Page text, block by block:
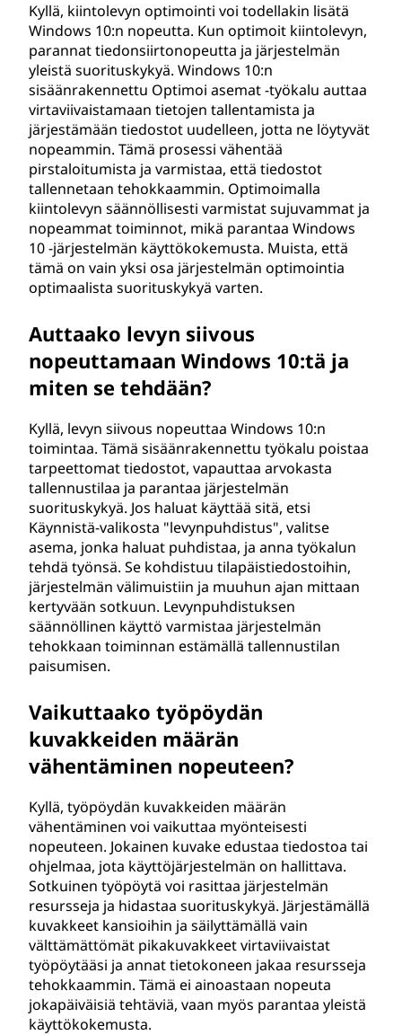
Kyllä, kiintolevyn optimointi voi todellakin lisätä
Windows 10:n nopeutta. Kun optimoit kiintolevyn,
parannat tiedonsiirtonopeutta ja järjestelmän
yleistä suorituskykyä. Windows 10:n
sisäänrakennettu Optimoi asemat -työkalu auttaa
virtaviivaistamaan tietojen tallentamista ja
järjestämään tiedostot uudelleen, jotta ne löytyvät
nopeammin. Tämä prosessi vähentää
pirstaloitumista ja varmistaa, että tiedostot
tallennetaan tehokkaammin. Optimoimalla
kiintolevyn säännöllisesti varmistat sujuvammat ja
nopeammat toiminnot, mikä parantaa Windows
10 -järjestelmän käyttökokemusta. Muista, että
tämä on vain yksi osa järjestelmän optimointia
optimaalista suorituskykyä varten.
Auttaako levyn siivous
nopeuttamaan Windows 10:tä ja
miten se tehdään?
Kyllä, levyn siivous nopeuttaa Windows 10:n
toimintaa. Tämä sisäänrakennettu työkalu poistaa
tarpeettomat tiedostot, vapauttaa arvokasta
tallennustilaa ja parantaa järjestelmän
suorituskykyä. Jos haluat käyttää sitä, etsi
Käynnistä-valikosta "levynpuhdistus", valitse
asema, jonka haluat puhdistaa, ja anna työkalun
tehdä työnsä. Se kohdistuu tilapäistiedostoihin,
järjestelmän välimuistiin ja muuhun ajan mittaan
kertyvään sotkuun. Levynpuhdistuksen
säännöllinen käyttö varmistaa järjestelmän
tehokkaan toiminnan estämällä tallennustilan
paisumisen.
Vaikuttaako työpöydän
kuvakkeiden määrän
vähentäminen nopeuteen?
Kyllä, työpöydän kuvakkeiden määrän
vähentäminen voi vaikuttaa myönteisesti
nopeuteen. Jokainen kuvake edustaa tiedostoa tai
ohjelmaa, jota käyttöjärjestelmän on hallittava.
Sotkuinen työpöytä voi rasittaa järjestelmän
resursseja ja hidastaa suorituskykyä. Järjestämällä
kuvakkeet kansioihin ja säilyttämällä vain
välttämättömät pikakuvakkeet virtaviivaistat
työpöytääsi ja annat tietokoneen jakaa resursseja
tehokkaammin. Tämä ei ainoastaan nopeuta
jokapäiväisiä tehtäviä, vaan myös parantaa yleistä
käyttökokemusta.